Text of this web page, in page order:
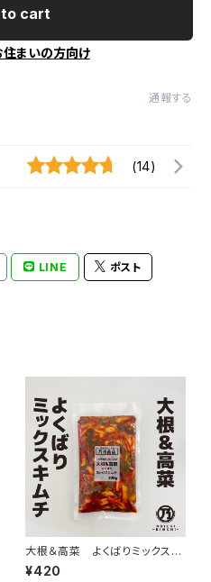
cart
まいの方向け
通報する
(14)
LINE ポスト
大根＆高菜 よくばりミックスキ
ムチ 300g
¥420